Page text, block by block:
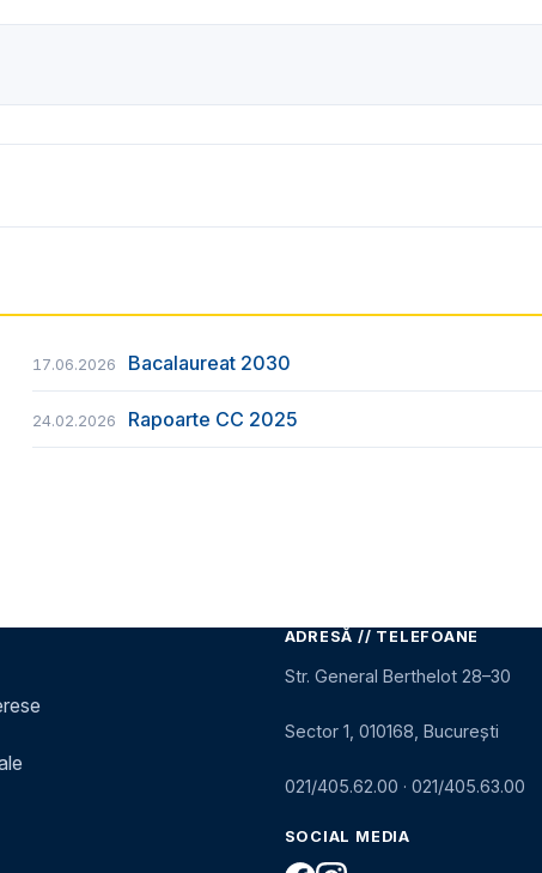
17.06.2026 Bacalaureat 2030
24.02.2026 Rapoarte CC 2025
ADRESĂ // TELEFOANE
Str. General Berthelot 28–30
Sector 1, 010168, București
021/405.62.00 · 021/405.63.00
SOCIAL MEDIA